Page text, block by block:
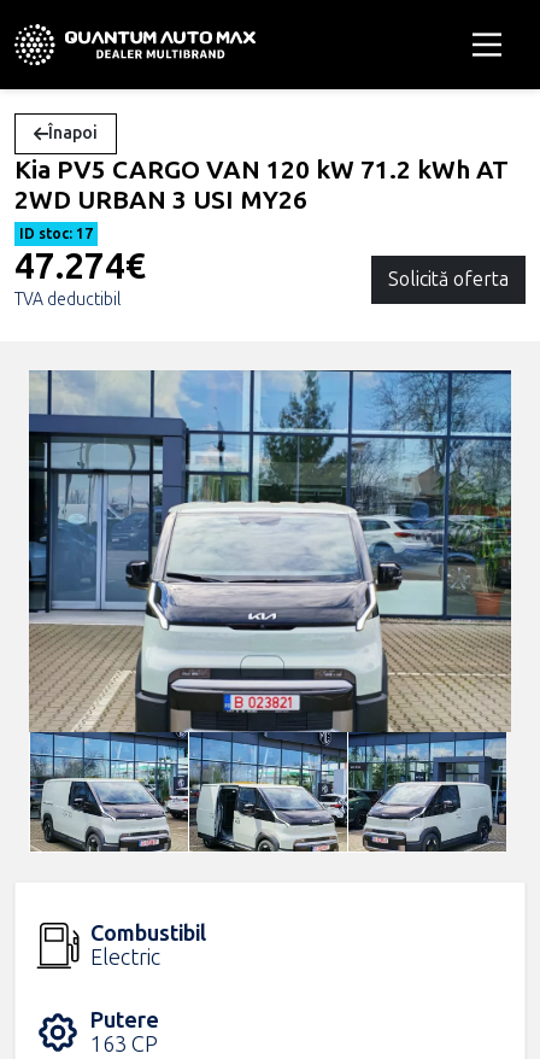
Înapoi
Kia PV5 CARGO VAN 120 kW 71.2 kWh AT
2WD URBAN 3 USI MY26
ID stoc: 17
47.274€
TVA deductibil
Solicită oferta
Combustibil
Electric
Putere
163 CP